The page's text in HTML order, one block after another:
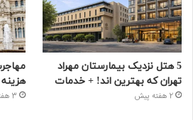
5 هتل نزدیک بیمارستان مهراد
تهران که بهترین‌ اند! + خدمات
2 هفته پیش 3 هفته پیش